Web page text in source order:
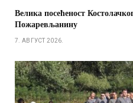
Велика посећеност
Пожаревљанину
7. АВГУСТ 2026.